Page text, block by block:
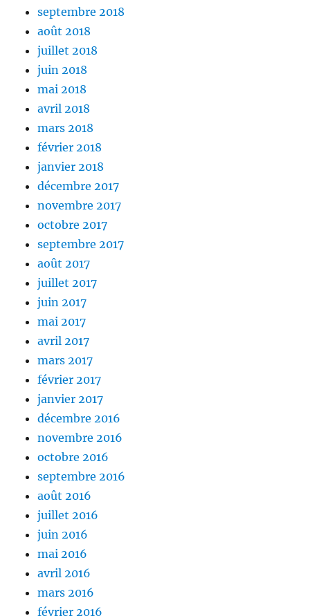
septembre 2018
août 2018
juillet 2018
juin 2018
mai 2018
avril 2018
mars 2018
février 2018
janvier 2018
décembre 2017
novembre 2017
octobre 2017
septembre 2017
août 2017
juillet 2017
juin 2017
mai 2017
avril 2017
mars 2017
février 2017
janvier 2017
décembre 2016
novembre 2016
octobre 2016
septembre 2016
août 2016
juillet 2016
juin 2016
mai 2016
avril 2016
mars 2016
février 2016